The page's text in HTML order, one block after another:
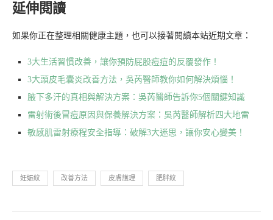
延伸閱讀
如果你正在整理相關健康主題，也可以接著閱讀本站近期文章：
3大生活習慣改善，讓你預防屁股痘痘的反覆發作！
3大頭皮毛囊炎改善方法，吳芮醫師教你如何解決煩惱！
腋下多汗的真相與解決方案：吳芮醫師告訴你5個關鍵知識
雷射術後冒痘原因與保養解決方案：吳芮醫師解析四大地雷
敏感肌雷射療程安全指導：破解3大迷思，讓你安心變美！
妊娠紋 改善方法 皮膚護理 肥胖紋